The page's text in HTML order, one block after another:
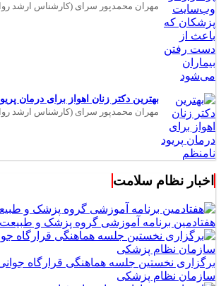
مهران محمدپور سرای (کارشناس ارشد
بهترین دکتر زنان اهواز برای درمان
مهران محمدپور سرای (کارشناس ارشد
اخبار نظام سلامت
هفتادمین برنامه آموزشی گروه پزشک و
برگزاری نخستین جلسه هماهنگی قرارگاه
سازمان نظام پزشکی